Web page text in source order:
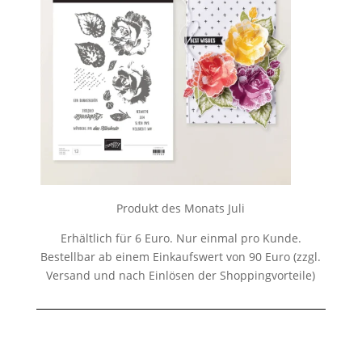
Produkt des Monats Juli
Erhältlich für 6 Euro. Nur einmal pro Kunde.
Bestellbar ab einem Einkaufswert von 90 Euro (zzgl.
Versand und nach Einlösen der Shoppingvorteile)